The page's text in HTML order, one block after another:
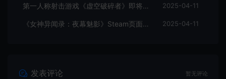
第一人称射击游戏《虚空破碎者》即将多平台上线 2025-04-11
《女神异闻录：夜幕魅影》Steam页面上线 2025-04-11
发表评论 暂无评论